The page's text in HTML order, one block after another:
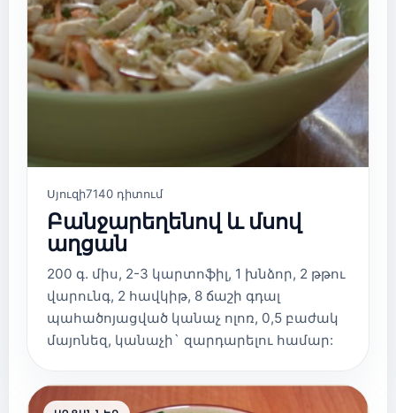
Սյուզի7140 դիտում
Բանջարեղենով և մսով
աղցան
200 գ. միս, 2-3 կարտոֆիլ, 1 խնձոր, 2 թթու
վարունգ, 2 հավկիթ, 8 ճաշի գդալ
պահածոյացված կանաչ ոլոռ, 0,5 բաժակ
մայոնեզ, կանաչի` զարդարելու համար: